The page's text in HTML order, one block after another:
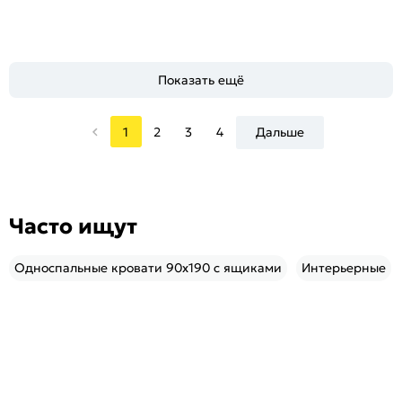
Показать ещё
1 2 3 4 Дальше
Часто ищут
Односпальные кровати 90х190 с ящиками Интерьерные